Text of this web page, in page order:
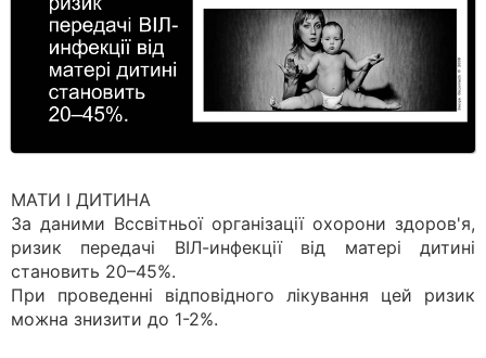
МАТИ І ДИТИНA
За даними Вссвітньої організації охорони здоров'я,
ризик передачі ВІЛ-инфекції від матері дитині
становить 20–45%.
При проведенні відповідного лікування цей ризик
можна знизити до 1-2%.